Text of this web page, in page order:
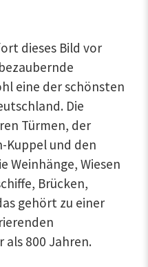
dieses Bild vor
eine der schönsten
Die
Türmen, der
Kuppel und den
Weinhänge, Wiesen
Brücken,
gehört zu einer
als 800 Jahren.